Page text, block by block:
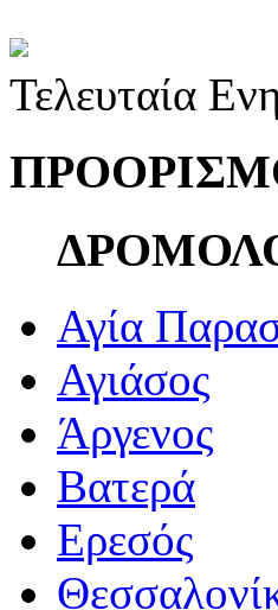
Τελευταία
Αγία
Αγιάσος
Άργενος
Βατερά
Ερεσός